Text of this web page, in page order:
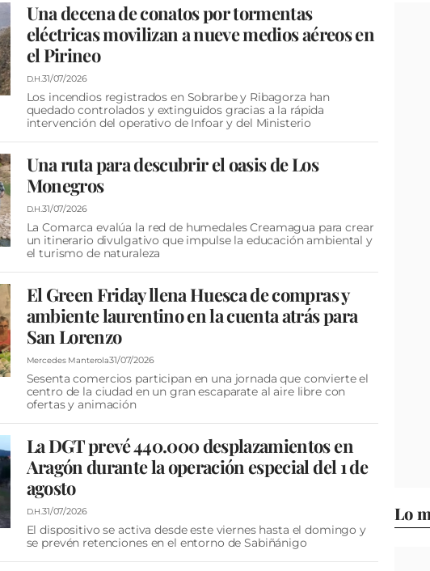
Una decena de conatos por tormentas
eléctricas movilizan a nueve medios aéreos en
el Pirineo
D.H.31/07/2026
Los incendios registrados en Sobrarbe y Ribagorza han
quedado controlados y extinguidos gracias a la rápida
intervención del operativo de Infoar y del Ministerio
Una ruta para descubrir el oasis de Los
Monegros
D.H.31/07/2026
La Comarca evalúa la red de humedales Creamagua para crear
un itinerario divulgativo que impulse la educación ambiental y
el turismo de naturaleza
El Green Friday llena Huesca de compras y
ambiente laurentino en la cuenta atrás para
San Lorenzo
Mercedes Manterola31/07/2026
Sesenta comercios participan en una jornada que convierte el
centro de la ciudad en un gran escaparate al aire libre con
ofertas y animación
La DGT prevé 440.000 desplazamientos en
Aragón durante la operación especial del 1 de
agosto
D.H.31/07/2026
El dispositivo se activa desde este viernes hasta el domingo y
se prevén retenciones en el entorno de Sabiñánigo
Lo